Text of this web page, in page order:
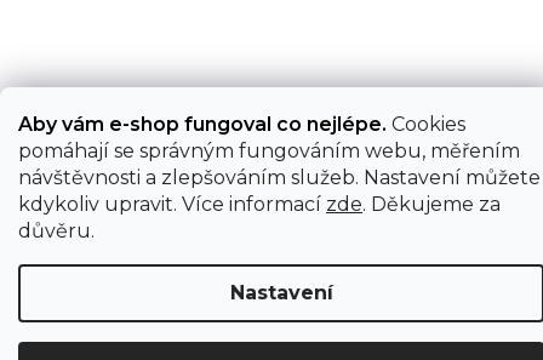
Aby vám e-shop fungoval co nejlépe. Cookies
pomáhají se správným fungováním webu, měřením
návštěvnosti a zlepšováním služeb. Nastavení můžete
kdykoliv upravit. Více informací zde. Děkujeme za
důvěru.
Nastavení